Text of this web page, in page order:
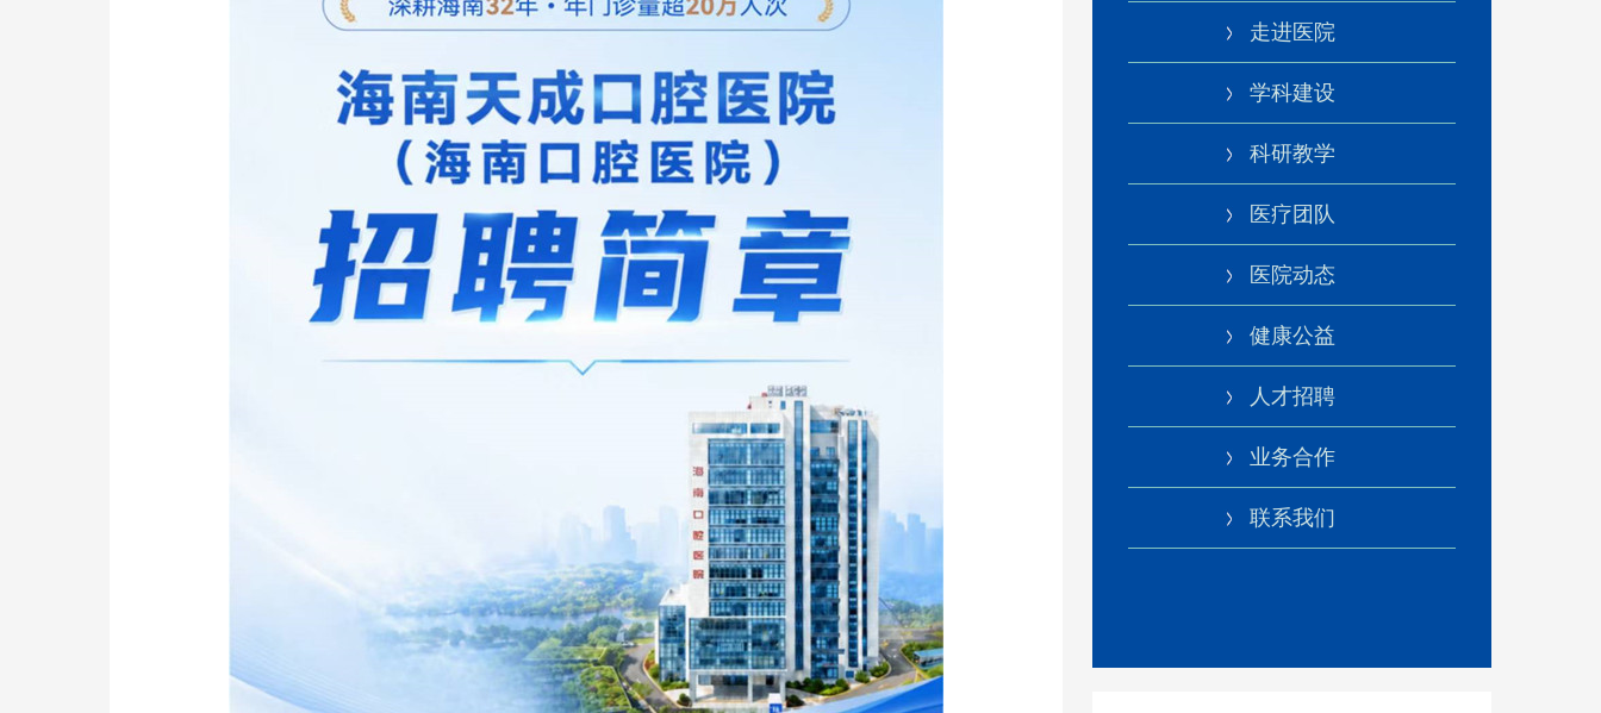
走进医院
学科建设
科研教学
医疗团队
医院动态
健康公益
人才招聘
业务合作
联系我们